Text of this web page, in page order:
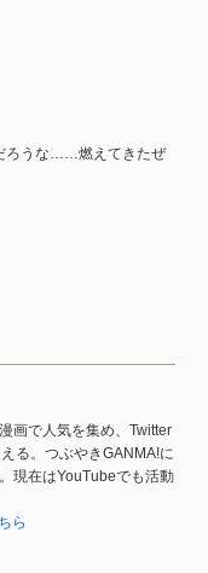
ろうな……燃えてきたぜ
画で人気を集め、Twitter
る。つぶやきGANMA!に
現在はYouTubeでも活動
ら